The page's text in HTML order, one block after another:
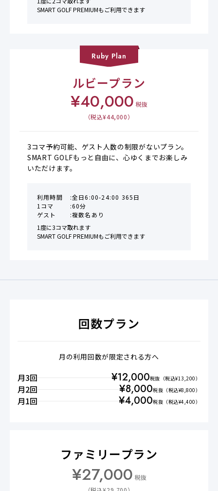
SMART GOLF PREMIUMもご利用できます
Ruby Plan
ルビープラン
¥40,000 税抜
（税込¥44,000）
3コマ予約可能、ゲスト人数の制限がないプラン。
SMART GOLFもっと自由に、心ゆくまでお楽しみ
いただけます。
利用時間
全日6:00-24:00 365日
1コマ
60分
ゲスト
複数名あり
1度に3コマ取れます
SMART GOLF PREMIUMもご利用できます
回数プラン
月の利用回数が限定される方へ
月3回 ¥12,000税抜 （税込¥13,200）
月2回 ¥8,000税抜 （税込¥8,800）
月1回 ¥4,000税抜 （税込¥4,400）
ファミリープラン
¥27,000 税抜